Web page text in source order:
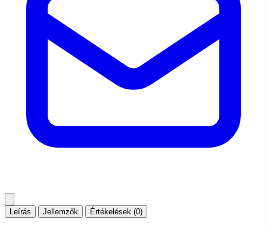
Leírás Jellemzők Értékelések (0)